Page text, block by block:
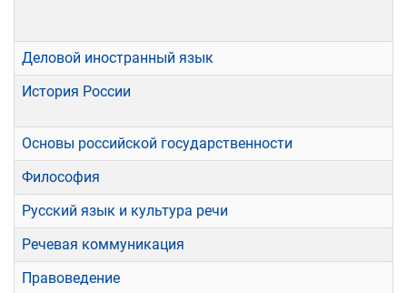
Деловой иностранный язык
История России
Основы российской государственности
Философия
Русский язык и культура речи
Речевая коммуникация
Правоведение